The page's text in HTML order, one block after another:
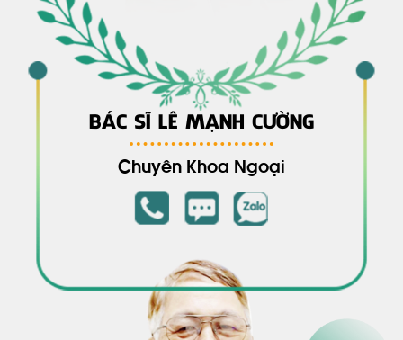
BÁC SĨ LÊ MẠNH CƯỜNG
Chuyên Khoa Ngoại